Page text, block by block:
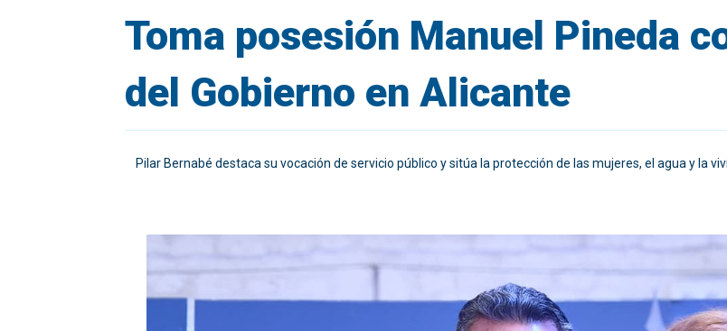
Toma posesión Manuel Pineda
del Gobierno en Alicante
Pilar Bernabé destaca su vocación de servicio público y sitúa la protección de las mujeres, el agua y la